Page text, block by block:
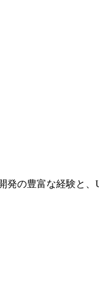
の豊富な経験と